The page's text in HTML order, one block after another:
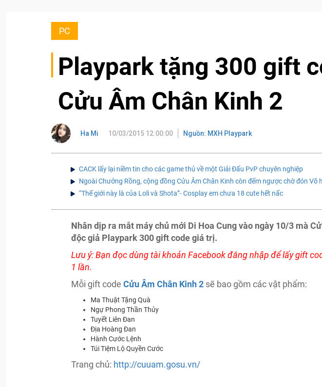
PC
Playpark tặng 300 gift
Cửu Âm Chân Kinh 2
Ha Mi 10/03/2015 12:00:00 Nguồn: MXH Playpark
CACK lấy lại niềm tin cho các game thủ về một Giải Đấu PvP chuyên nghiệp
Ngoài Chưởng Rồng, cộng đồng Cửu Âm Chân Kinh còn đếm ngược chờ đón Võ
“Thế giới này là của Loli và Shota”- Cosplay em chưa 18 cute hết nấc
Nhân dịp ra mắt máy chủ mới Di Hoa Cung vào ngày 10/3 mà
độc giả Playpark 300 gift code giá trị.
Lưu ý: Bạn đọc dùng tài khoản Facebook đăng nhập để lấy gift
1 lần.
Mỗi gift codeCửu Âm Chân Kinh 2 sẽ bao gồm các vật phẩm:
Ma Thuật Tặng Quà
Ngự Phong Thần Thủy
Tuyết Liên Đan
Địa Hoàng Đan
Hành Cước Lệnh
Túi Tiệm Lộ Quyền Cước
Trang chủ: http://cuuam.gosu.vn/